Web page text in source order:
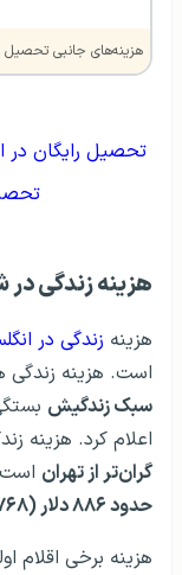
هزینه‌های جانبی تحصیل
تحصیل رایگان در
هزینه زندگی در
هزینه زندگی در
است. هزینه زندگی
سبک زندگیش
اعلام کرد. هزینه
گران‌تر از تهران
حدود ۸۸۶ دلار (۷۶۸ پوند)
هزینه برخی اقلام